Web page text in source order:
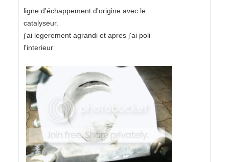
ligne d'échappement d'origine avec le
catalyseur.
j'ai legerement agrandi et apres j'ai poli
l'interieur